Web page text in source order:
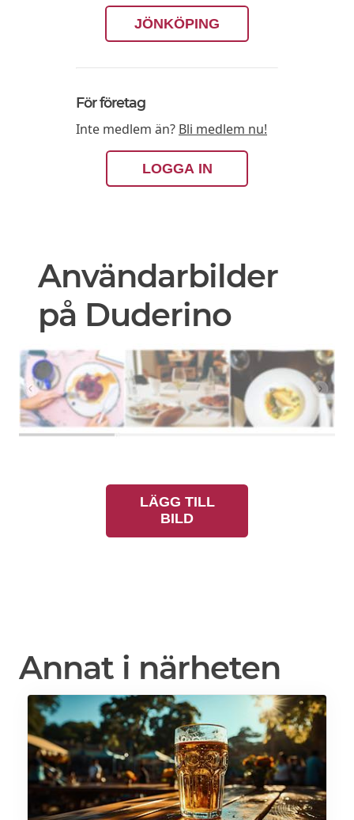
JÖNKÖPING
För företag
Inte medlem än? Bli medlem nu!
LOGGA IN
Användarbilder
på Duderino
LÄGG TILL
BILD
Annat i närheten